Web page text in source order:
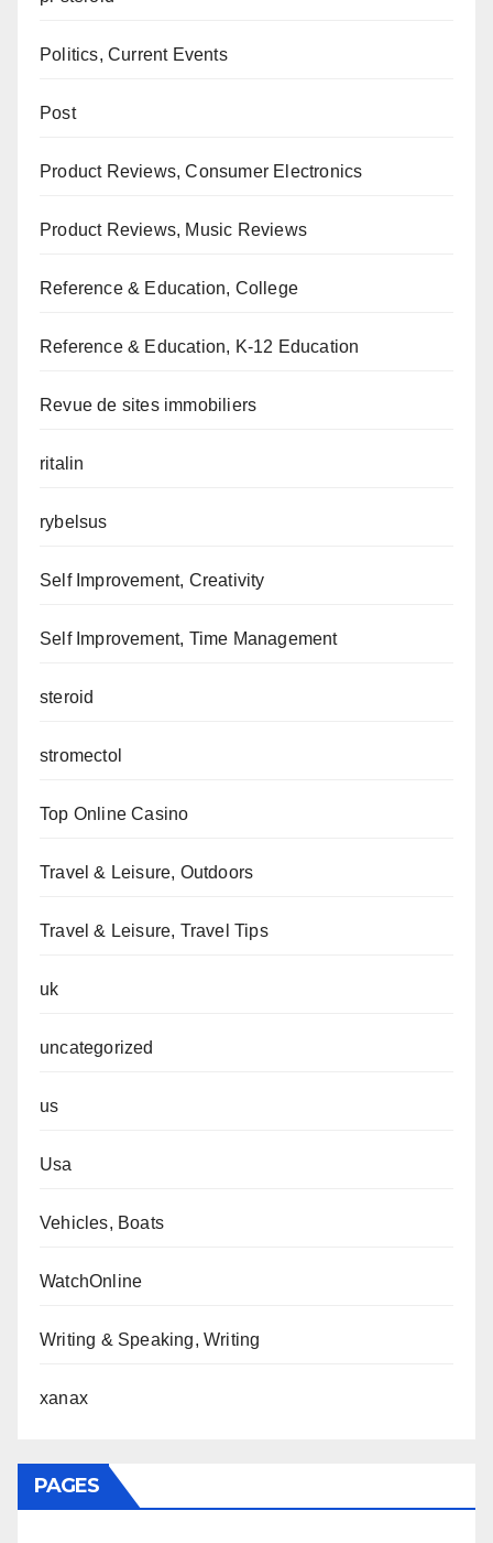
Politics, Current Events
Post
Product Reviews, Consumer Electronics
Product Reviews, Music Reviews
Reference & Education, College
Reference & Education, K-12 Education
Revue de sites immobiliers
ritalin
rybelsus
Self Improvement, Creativity
Self Improvement, Time Management
steroid
stromectol
Top Online Casino
Travel & Leisure, Outdoors
Travel & Leisure, Travel Tips
uk
uncategorized
us
Usa
Vehicles, Boats
WatchOnline
Writing & Speaking, Writing
xanax
PAGES